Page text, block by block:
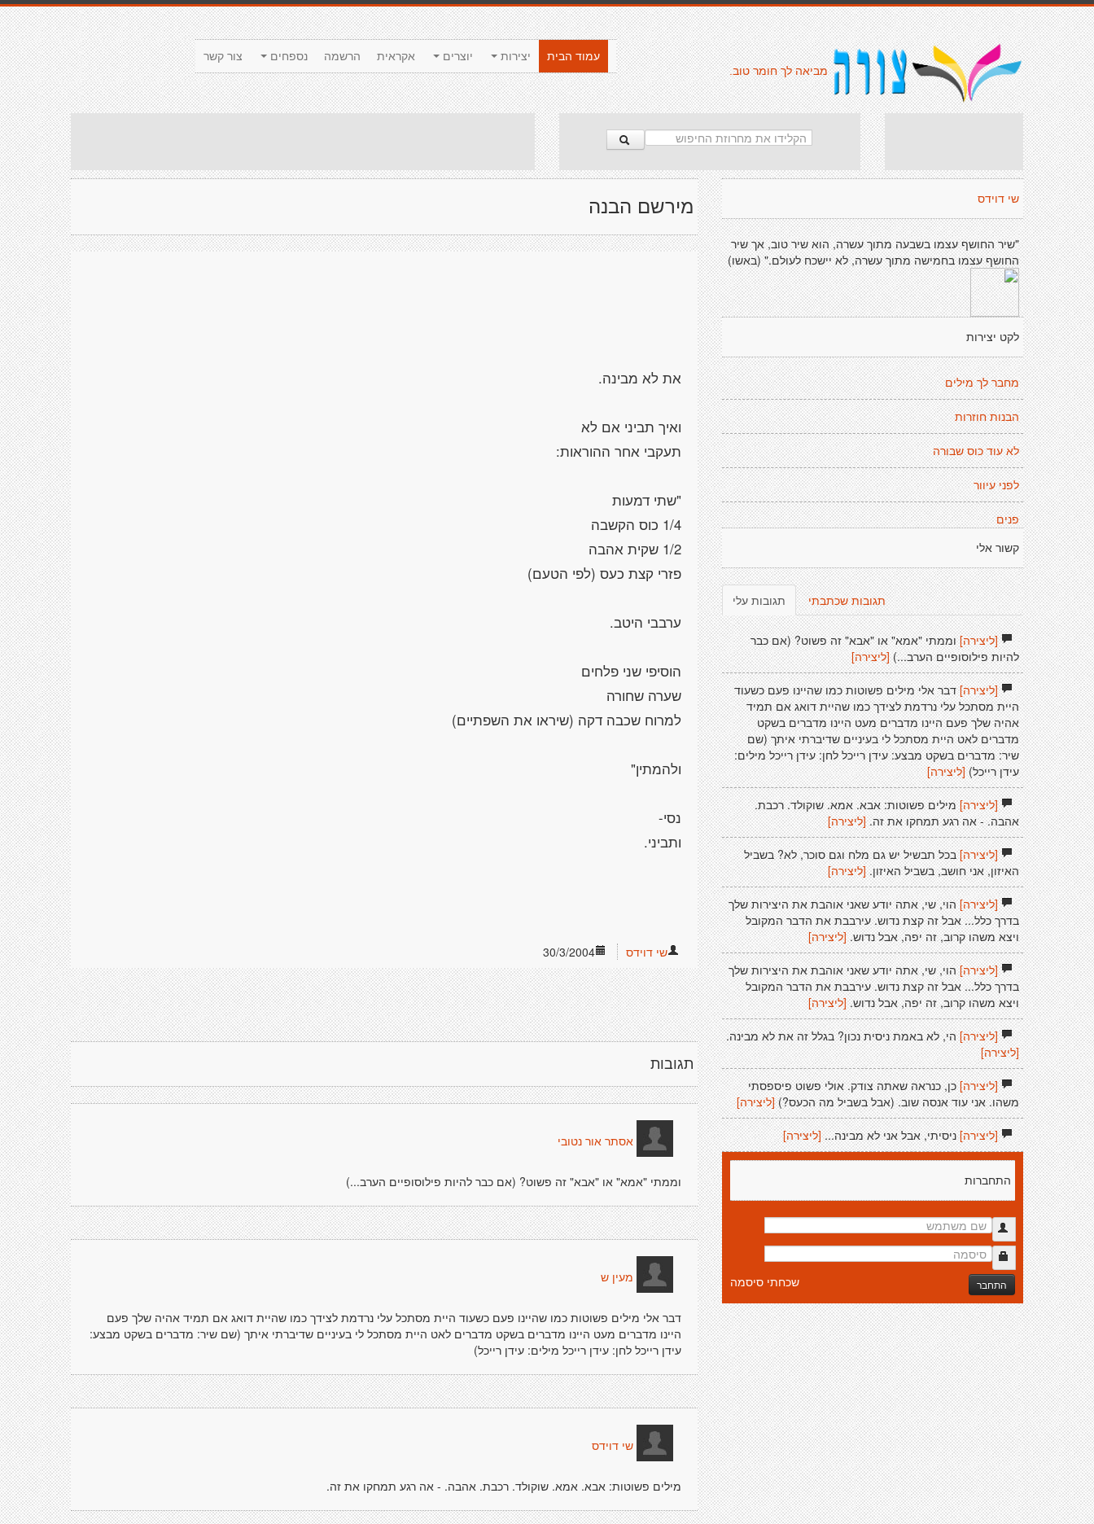
צור קשר נספחים הרשמה אקראית יוצרים יצירות
עמוד הבית
מביאה לך חומר טוב.
מירשם הבנה
30/3/2004 שי דוידס
תגובות
אסתר אור נטובי
וממתי "אמא" או "אבא" זה פשוט? (אם כבר להיות פילוסופיים הערב...)
מעין ש
דבר אלי מילים פשוטות כמו שהיינו פעם כשעוד היית מסתכל עלי נרדמת לצידך כמו שהיית דואג אם תמיד אהיה שלך פעם
היינו מדברים מעט היינו מדברים בשקט מדברים לאט היית מסתכל לי בעיניים שדיברתי איתך (שם שיר: מדברים בשקט מבצע:
עידן רייכל לחן: עידן רייכל מילים: עידן רייכל)
שי דוידס
מילים פשוטות: אבא. אמא. שוקולד. רכבת. אהבה. - אה רגע תמחקו את זה.
שי דוידס
"שיר החושף עצמו בשבעה מתוך עשרה, הוא שיר טוב, אך שיר
החושף עצמו בחמישה מתוך עשרה, לא יישכח לעולם." (באשו)
לקט יצירות
מחבר לך מילים
הבנות חוזרות
לא עוד כוס שבורה
לפני עיוור
פנים
קשור אלי
תגובות עלי תגובות שכתבתי
[ליצירה]וממתי "אמא" או "אבא" זה פשוט? (אם כבר
להיות פילוסופיים הערב...) [ליצירה]
[ליצירה]דבר אלי מילים פשוטות כמו שהיינו פעם כשעוד
היית מסתכל עלי נרדמת לצידך כמו שהיית דואג אם תמיד
אהיה שלך פעם היינו מדברים מעט היינו מדברים בשקט
מדברים לאט היית מסתכל לי בעיניים שדיברתי איתך (שם
שיר: מדברים בשקט מבצע: עידן רייכל לחן: עידן רייכל מילים:
עידן רייכל)[ליצירה]
[ליצירה]מילים פשוטות: אבא. אמא. שוקולד. רכבת.
אהבה. - אה רגע תמחקו את זה. [ליצירה]
[ליצירה]בכל תבשיל יש גם מלח וגם סוכר, לא? בשביל
האיזון, אני חושב, בשביל האיזון. [ליצירה]
[ליצירה]הוי, שי, אתה יודע שאני אוהבת את היצירות שלך
בדרך כלל... אבל זה קצת נדוש. עירבבת את הדבר המקובל
ויצא משהו קרוב, זה יפה, אבל נדוש. [ליצירה]
[ליצירה]הוי, שי, אתה יודע שאני אוהבת את היצירות שלך
בדרך כלל... אבל זה קצת נדוש. עירבבת את הדבר המקובל
ויצא משהו קרוב, זה יפה, אבל נדוש. [ליצירה]
[ליצירה]הי, לא באמת ניסית נכון? בגלל זה את לא מבינה.
[ליצירה]
[ליצירה]כן, כנראה שאתה צודק. אולי פשוט פיספסתי
משהו. אני עוד אנסה שוב. (אבל בשביל מה הכעס?) [ליצירה]
[ליצירה]ניסיתי, אבל אני לא מבינה... [ליצירה]
התחברות
התחבר שכחתי סיסמה